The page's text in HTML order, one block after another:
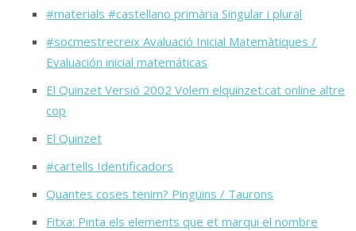
#materials #castellano primària Singular i plural
#socmestrecreix Avaluació Inicial Matemàtiques /
Evaluación inicial matemáticas
El Quinzet Versió 2002 Volem elquinzet.cat online altre
cop
El Quinzet
#cartells Identificadors
Quantes coses tenim? Pingüins / Taurons
Fitxa: Pinta els elements que et marqui el nombre